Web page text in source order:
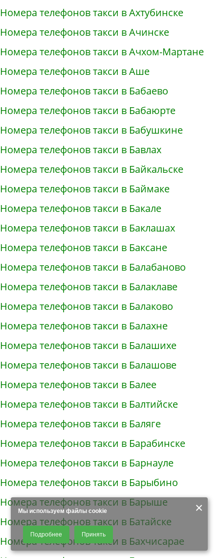
×
Мы используем файлы cookie
Продолжая использовать наш сайт, Вы даете согласие на обработку
файлов - COOKIES, пользовательских данных (файлы-cookies, IP-адрес,
данные об идентификаторе браузера, дата и время осуществления
доступа к сайту, история поисковых запросов) для сбора аналитической и
Подробнее Принять
Номера телефонов такси в Ахтубинске
Номера телефонов такси в Ачинске
Номера телефонов такси в Ачхом-Мартане
Номера телефонов такси в Аше
Номера телефонов такси в Бабаево
Номера телефонов такси в Бабаюрте
Номера телефонов такси в Бабушкине
Номера телефонов такси в Бавлах
Номера телефонов такси в Байкальске
Номера телефонов такси в Баймаке
Номера телефонов такси в Бакале
Номера телефонов такси в Баклашах
Номера телефонов такси в Баксане
Номера телефонов такси в Балабаново
Номера телефонов такси в Балаклаве
Номера телефонов такси в Балаково
Номера телефонов такси в Балахне
Номера телефонов такси в Балашихе
Номера телефонов такси в Балашове
Номера телефонов такси в Балее
Номера телефонов такси в Балтийске
Номера телефонов такси в Баляге
Номера телефонов такси в Барабинске
Номера телефонов такси в Барнауле
Номера телефонов такси в Барыбино
Номера телефонов такси в Барыше
Номера телефонов такси в Батайске
Номера телефонов такси в Бахчисарае